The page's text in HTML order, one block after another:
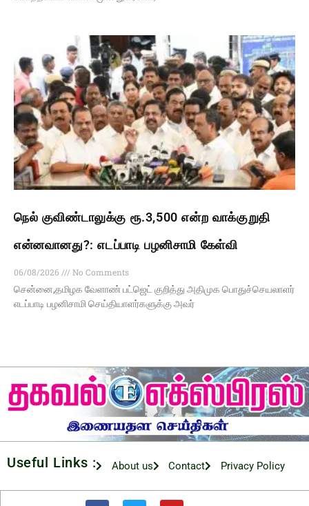
நெல் குவிண்டாலுக்கு ரூ.3,500 என்ற வாக்குறுதி
என்னவானது?: எடப்பாடி பழனிசாமி கேள்வி
06/08/2026
No Comments
சென்னை,தமிழக வேளாண் பட்ஜெட் குறித்து அதிமுக பொதுச்செயலாளர்
எடப்பாடி பழனிசாமி செய்தியாளர்களுக்கு அவர்
Useful Links : About us Contact Privacy Policy